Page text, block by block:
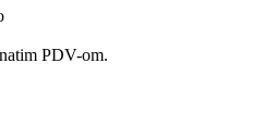
PDV-om.